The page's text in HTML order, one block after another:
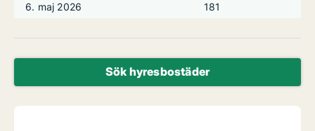
6. maj 2026
181
Sök hyresbostäder